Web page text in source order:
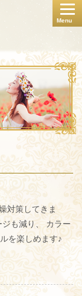
Menu
対策してきま
も減り、 カラー
を楽しめます♪